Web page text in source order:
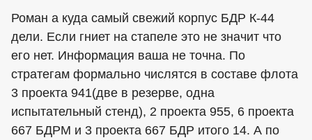
Роман а куда самый свежий корпус БДР К-44
дели. Если гниет на стапеле это не значит что
его нет. Информация ваша не точна. По
стратегам формально числятся в составе флота
3 проекта 941(две в резерве, одна
испытательный стенд), 2 проекта 955, 6 проекта
667 БДРМ и 3 проекта 667 БДР итого 14. А по